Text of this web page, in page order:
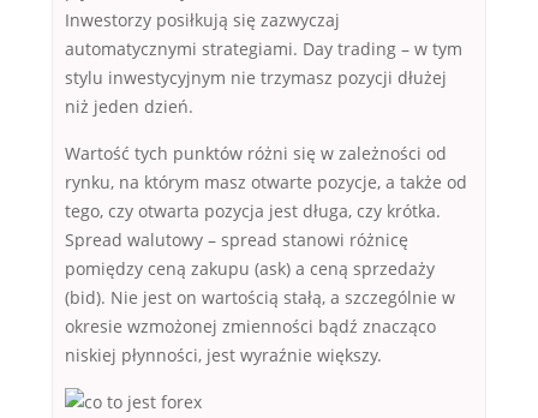
Inwestorzy posiłkują się zazwyczaj
automatycznymi strategiami. Day trading – w tym
stylu inwestycyjnym nie trzymasz pozycji dłużej
niż jeden dzień.
Wartość tych punktów różni się w zależności od
rynku, na którym masz otwarte pozycje, a także od
tego, czy otwarta pozycja jest długa, czy krótka.
Spread walutowy – spread stanowi różnicę
pomiędzy ceną zakupu (ask) a ceną sprzedaży
(bid). Nie jest on wartością stałą, a szczególnie w
okresie wzmożonej zmienności bądź znacząco
niskiej płynności, jest wyraźnie większy.